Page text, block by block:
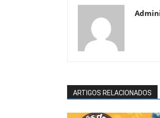
ARTIGOS RELACIONADOS